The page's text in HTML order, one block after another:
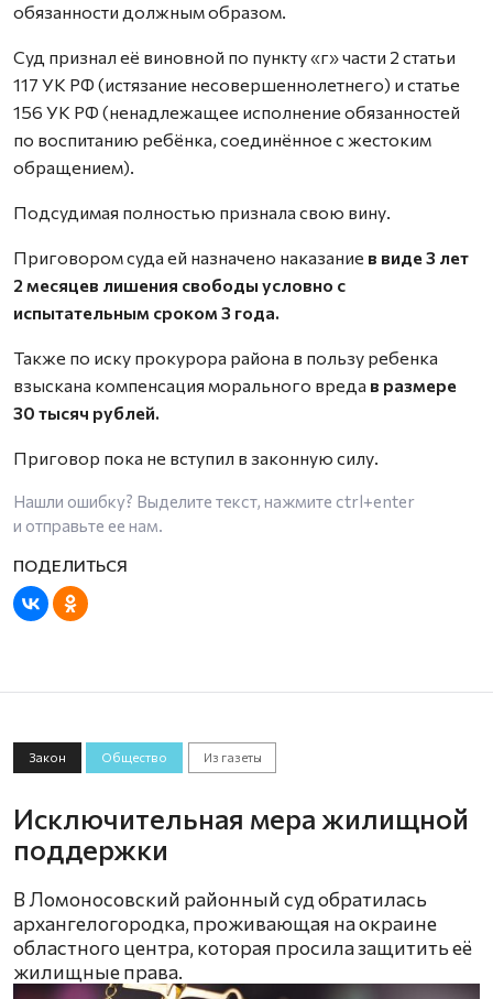
обязанности должным образом.
Суд признал её виновной по пункту «г» части 2 статьи
117 УК РФ (истязание несовершеннолетнего) и статье
156 УК РФ (ненадлежащее исполнение обязанностей
по воспитанию ребёнка, соединённое с жестоким
обращением).
Подсудимая полностью признала свою вину.
Приговором суда ей назначено наказание в виде 3 лет
2 месяцев лишения свободы условно с
испытательным сроком 3 года.
Также по иску прокурора района в пользу ребенка
взыскана компенсация морального вреда в размере
30 тысяч рублей.
Приговор пока не вступил в законную силу.
Нашли ошибку? Выделите текст, нажмите ctrl+enter
и отправьте ее нам.
Закон Общество Из газеты
Исключительная мера жилищной
поддержки
В Ломоносовский районный суд обратилась
архангелогородка, проживающая на окраине
областного центра, которая просила защитить её
жилищные права.